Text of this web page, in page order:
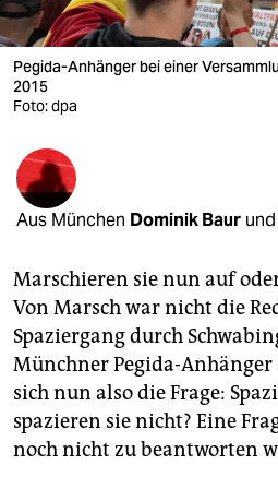
verlag
veranstaltungen
fragen & hilfe
unterstützen
genossenschaft
epaper login
Pegida-Anhänger bei einer
2015
Foto: dpa
Aus München Dominik Baur und
Marschieren sie nun auf
Von Marsch war nicht die
Spaziergang durch
Münchner Pegida-
sich nun also die Frage:
spazieren sie nicht? Eine
noch nicht zu beantworten